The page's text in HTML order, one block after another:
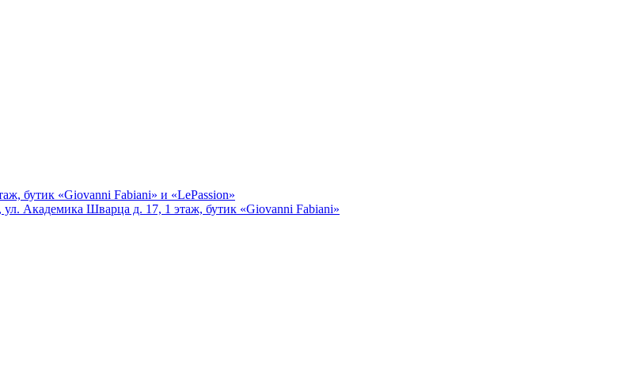
бутик «Giovanni Fabiani» и «LePassion»
Академика Шварца д. 17, 1 этаж, бутик «Giovanni Fabiani»